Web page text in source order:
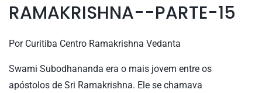
RAMAKRISHNA--PARTE-15
Por Curitiba Centro Ramakrishna Vedanta
Swami Subodhananda era o mais jovem entre os
apóstolos de Sri Ramakrishna. Ele se chamava